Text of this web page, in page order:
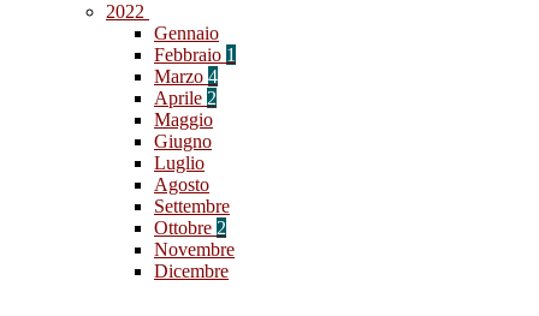
2022
Gennaio
Febbraio 1
Marzo 4
Aprile 2
Maggio
Giugno
Luglio
Agosto
Settembre
Ottobre 2
Novembre
Dicembre